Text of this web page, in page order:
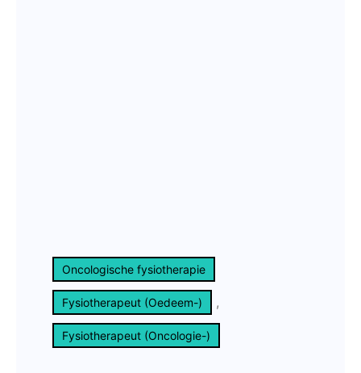
Oncologische fysiotherapie
Fysiotherapeut (Oedeem-) ,
Fysiotherapeut (Oncologie-)